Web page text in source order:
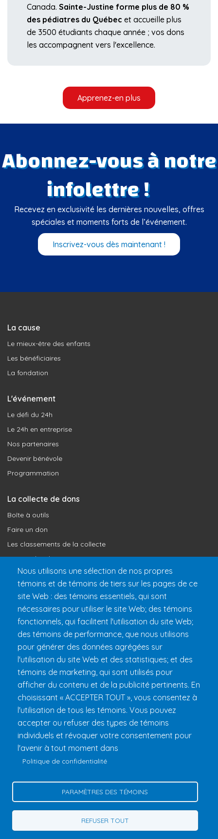
Canada. Sainte-Justine forme plus de 80 %
des pédiatres du Québec et accueille plus
de 3500 étudiants chaque année ; vos dons
les accompagnent vers l'excellence.
Apprenez-en plus
Abonnez-vous à notre
infolettre !
Recevez en exclusivité les dernières nouvelles, offres
spéciales et moments forts de l’événement.
Inscrivez-vous dès maintenant !
La cause
Le mieux-être des enfants
Les bénéficiaires
La fondation
L'événement
Le défi du 24h
Le 24h en entreprise
Nos partenaires
Devenir bénévole
Programmation
La collecte de dons
Boîte à outils
Faire un don
Les classements de la collecte
Où vont les dons
Le programme de reconnaissance
Préparer son 24h
Informations pratiques
FAQ et règlements
Fondation 24h Tremblant 1000 chemin des Voyageurs, Mont-
Tremblant (Québec) Canada J8E 1T1
7484
Politique de confidentialité
Gérer les témoins
© 2026 Fondation 24h Tremblant Tous droits réservés
Nous utilisons une sélection de nos propres
témoins et de témoins de tiers sur les pages de ce
site Web : des témoins essentiels, qui sont
nécessaires pour utiliser le site Web; des témoins
fonctionnels, qui facilitent l'utilisation du site Web;
des témoins de performance, que nous utilisons
pour générer des données agrégées sur
l'utilisation du site Web et des statistiques; et des
témoins de marketing, qui sont utilisés pour
afficher du contenu et de la publicité pertinents. En
choisissant « ACCEPTER TOUT », vous consentez à
l'utilisation de tous les témoins. Vous pouvez
accepter ou refuser des types de témoins
individuels et révoquer votre consentement pour
l'avenir à tout moment dans
Politique de confidentialité
PARAMÈTRES DES TÉMOINS
REFUSER TOUT